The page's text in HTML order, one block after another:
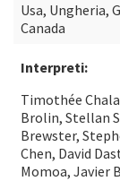
Usa, Ungheria,
Canada
Interpreti:
Timothée
Brolin, Stellan
Brewster,
Chen, David
Momoa, Javier